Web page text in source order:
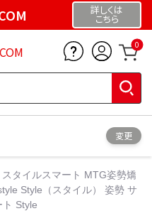
詳しくは
こちら
0
変更
スタイルスマート MTG姿勢矯
Style（スタイル） 姿勢 サ
Style